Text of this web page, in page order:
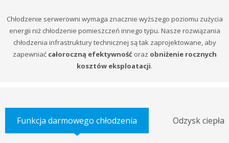
Chłodzenie serwerowni wymaga znacznie wyższego poziomu zużycia
energii niż chłodzenie pomieszczeń innego typu. Nasze rozwiązania
chłodzenia infrastruktury technicznej są tak zaprojektowane, aby
zapewniać całoroczną efektywność oraz obniżenie rocznych
kosztów eksploatacji.
Funkcja darmowego chłodzenia Odzysk ciepła